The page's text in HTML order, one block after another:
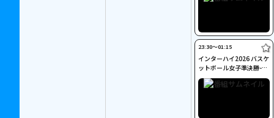
23:30〜01:15
インターハイ2026 バスケ
ットボール女子準決勝-2
大阪薫英女学院×京都精
華学園